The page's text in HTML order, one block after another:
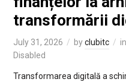
transformării
July 31, 2026 byclubitc in
Disabled
Transformarea digitală a